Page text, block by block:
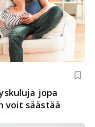
jopa
voit säästää